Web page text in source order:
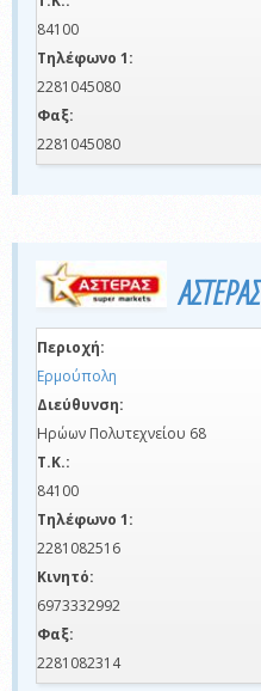
84100
Τηλέφωνο 1:
2281045080
Φαξ:
2281045080
ΑΣΤΕΡΑΣ
Περιοχή:
Ερμούπολη
Διεύθυνση:
Ηρώων Πολυτεχνείου 68
Τ.Κ.:
84100
Τηλέφωνο 1:
2281082516
Κινητό:
6973332992
Φαξ:
2281082314